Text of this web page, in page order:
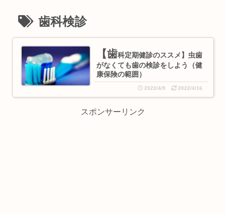
歯科検診
【歯科定期健診のススメ】虫歯
がなくても歯の検診をしよう（健
康保険の範囲）
2022/4/9 2022/4/16
スポンサーリンク